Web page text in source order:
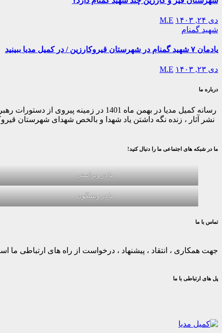
دی ۲۴, ۱۴۰۳
M.E
شهید گمنام
یادمان ۷ شهید گمنام در شهرستان قیروکارزین / در کمیل مدیا ببینید
دی ۲۳, ۱۴۰۳ M.E
درباره ما
رسانه کمیل مدیا در بهمن ماه 1401
نشر آثار ، زنده نگه داشتن یاد شهدا و بالخص شهدای شهرستان
ما در شبکه های اجتماعی ما را دنبال کنید!
ما در ویراستی
ما در ویسگون
تماس با ما
جهت همکاری ، انتقاد ، پیشنهاد ، درخواست از راه های ارتباطی ما
پل های ارتباطی با ما